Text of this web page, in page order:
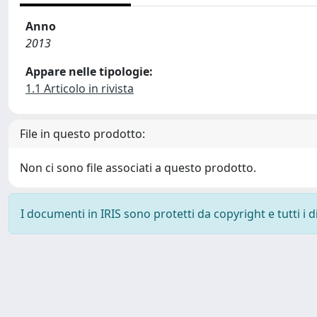
Anno
2013
Appare nelle tipologie:
1.1 Articolo in rivista
File in questo prodotto:
Non ci sono file associati a questo prodotto.
I documenti in IRIS sono protetti da copyright e tutti i